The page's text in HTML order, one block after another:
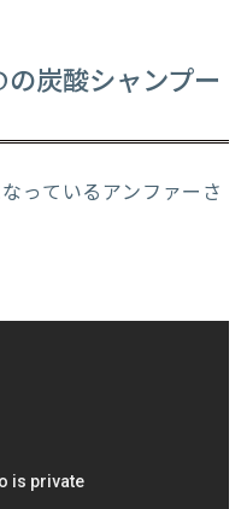
炭酸シャンプー
っているアンファーさ